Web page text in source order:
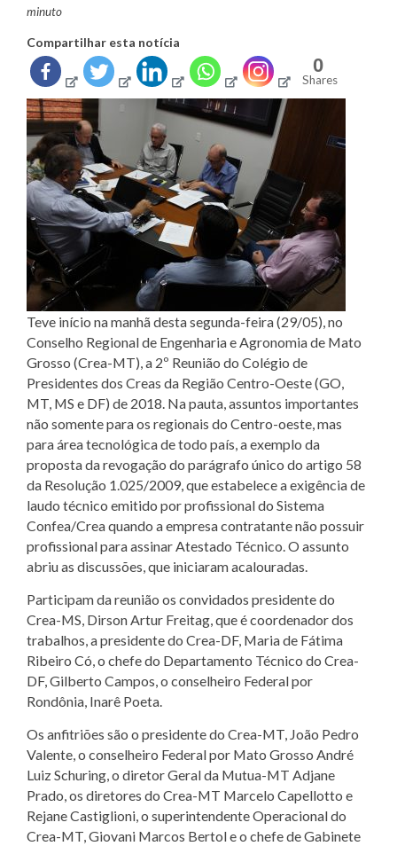
minuto
Compartilhar esta notícia
0
Shares
Teve início na manhã desta segunda-feira (29/05), no
Conselho Regional de Engenharia e Agronomia de Mato
Grosso (Crea-MT), a 2º Reunião do Colégio de
Presidentes dos Creas da Região Centro-Oeste (GO,
MT, MS e DF) de 2018. Na pauta, assuntos importantes
não somente para os regionais do Centro-oeste, mas
para área tecnológica de todo país, a exemplo da
proposta da revogação do parágrafo único do artigo 58
da Resolução 1.025/2009, que estabelece a exigência de
laudo técnico emitido por profissional do Sistema
Confea/Crea quando a empresa contratante não possuir
profissional para assinar Atestado Técnico. O assunto
abriu as discussões, que iniciaram acalouradas.
Participam da reunião os convidados presidente do
Crea-MS, Dirson Artur Freitag, que é coordenador dos
trabalhos, a presidente do Crea-DF, Maria de Fátima
Ribeiro Có, o chefe do Departamento Técnico do Crea-
DF, Gilberto Campos, o conselheiro Federal por
Rondônia, Inarê Poeta.
Os anfitriões são o presidente do Crea-MT, João Pedro
Valente, o conselheiro Federal por Mato Grosso André
Luiz Schuring, o diretor Geral da Mutua-MT Adjane
Prado, os diretores do Crea-MT Marcelo Capellotto e
Rejane Castiglioni, o superintendente Operacional do
Crea-MT, Giovani Marcos Bertol e o chefe de Gabinete